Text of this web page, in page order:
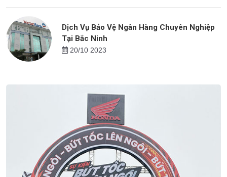
Dịch Vụ Bảo Vệ Ngân Hàng Chuyên Nghiệp
Tại Bắc Ninh
20/10 2023